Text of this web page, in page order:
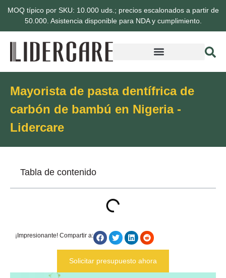
MOQ típico por SKU: 10.000 uds.; precios escalonados a partir de
50.000. Asistencia disponible para NDA y cumplimiento.
Mayorista de pasta dentífrica de
carbón de bambú en Nigeria -
Lidercare
Tabla de contenido
¡Impresionante! Compartir a:
Solicitar presupuesto ahora